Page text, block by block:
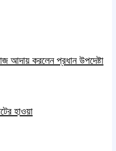
আদায় করলেন প্রধান উপদেষ্টা
হাওয়া